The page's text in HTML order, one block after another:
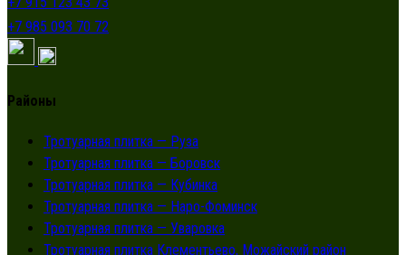
+7 985 093 70 72
Районы
Тротуарная плитка — Руза
Тротуарная плитка — Боровск
Тротуарная плитка — Кубинка
Тротуарная плитка — Наро-Фоминск
Тротуарная плитка — Уваровка
Тротуарная плитка Клементьево, Можайский район